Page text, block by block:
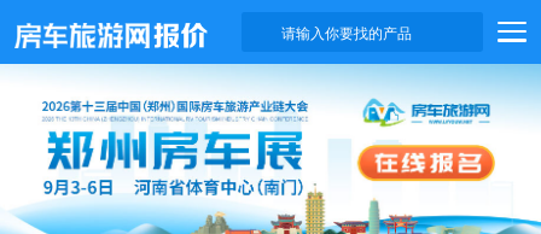
请输入你要找的产品